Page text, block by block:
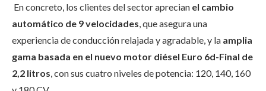
En concreto, los clientes del sector aprecian el cambio
automático de 9 velocidades, que asegura una
experiencia de conducción relajada y agradable, y la amplia
gama basada en el nuevo motor diésel Euro 6d-Final de
2,2 litros, con sus cuatro niveles de potencia: 120, 140, 160